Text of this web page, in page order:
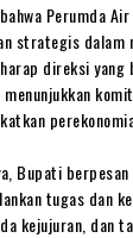
Perumda
strategis dalam
direksi
menunjukkan
Bupati
tugas dan
kejujuran, dan